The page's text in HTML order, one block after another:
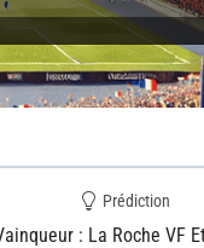
Prédiction
: La Roche VF